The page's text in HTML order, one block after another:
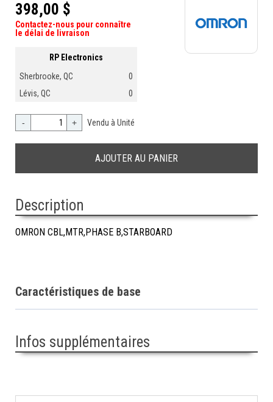
398,00 $
Contactez-nous pour connaître
le délai de livraison
RP Electronics
Sherbrooke, QC
0
Lévis, QC
0
- + Vendu à Unité
Description
OMRON CBL,MTR,PHASE B,STARBOARD
Caractéristiques de base
Infos supplémentaires